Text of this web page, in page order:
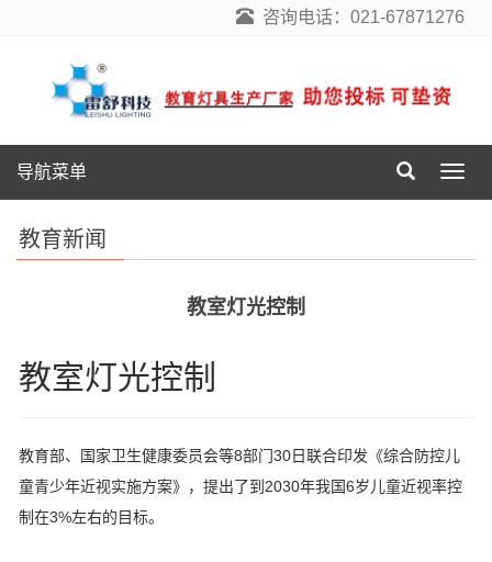
咨询电话：021-67871276
导
航
导航菜单
教育新闻
教室灯光控制
教室灯光控制
教育部、国家卫生健康委员会等8部门30日联合印发《综合防控儿
童青少年近视实施方案》，提出了到2030年我国6岁儿童近视率控
制在3%左右的目标。